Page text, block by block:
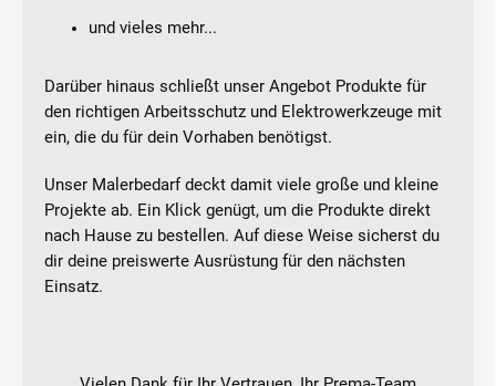
und vieles mehr...
Darüber hinaus schließt unser Angebot Produkte für
den richtigen Arbeitsschutz und Elektrowerkzeuge mit
ein, die du für dein Vorhaben benötigst.
Unser Malerbedarf deckt damit viele große und kleine
Projekte ab. Ein Klick genügt, um die Produkte direkt
nach Hause zu bestellen. Auf diese Weise sicherst du
dir deine preiswerte Ausrüstung für den nächsten
Einsatz.